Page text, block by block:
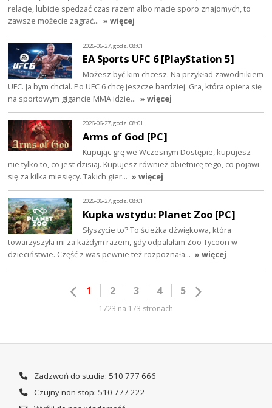
relacje, lubicie spędzać czas razem albo macie sporo znajomych, to
zawsze możecie zagrać… » więcej
2026-06-27, godz. 08:01
EA Sports UFC 6 [PlayStation 5]
Możesz być kim chcesz. Na przykład zawodnikiem
UFC. Ja bym chciał. Po UFC 6 chcę jeszcze bardziej. Gra, która opiera się
na sportowym gigancie MMA idzie… » więcej
2026-06-27, godz. 08:01
Arms of God [PC]
Kupując grę we Wczesnym Dostępie, kupujesz
nie tylko to, co jest dzisiaj. Kupujesz również obietnicę tego, co pojawi
się za kilka miesięcy. Takich gier… » więcej
2026-06-27, godz. 08:01
Kupka wstydu: Planet Zoo [PC]
Słyszycie to? To ścieżka dźwiękowa, która
towarzyszyła mi za każdym razem, gdy odpalałam Zoo Tycoon w
dzieciństwie. Część z was pewnie też rozpoznała… » więcej
1 2 3 4 5
1723 na 173 stronach
Zadzwoń do studia: 510 777 666
Czujny non stop: 510 777 222